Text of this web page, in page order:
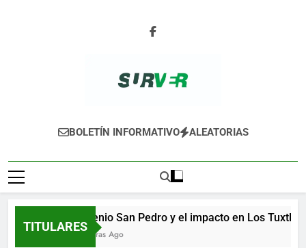
SURVER
BOLETÍN INFORMATIVO ALEATORIAS
TITULARES
Ingenio San Pedro y el impacto en Los Tuxtlas
4 Horas Ago